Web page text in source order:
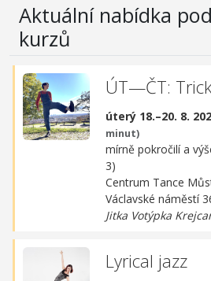
Aktuální nabídka
kurzů
ÚT—ČT:
úterý 18.–20. 8.
minut)
mírně pokročilí a
3)
Centrum Tance
Václavské náměstí
Jitka Votýpka
Lyrical jazz